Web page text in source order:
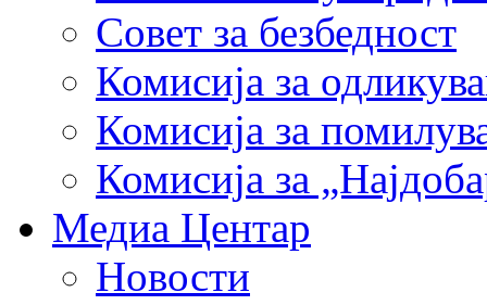
Совет за безбедност
Комисија за
Комисија за
Комисија за
Медиа Центар
Новости